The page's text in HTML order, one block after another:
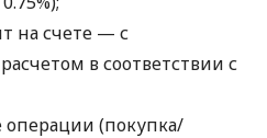
на счете — с
в соответствии с
(покупка/